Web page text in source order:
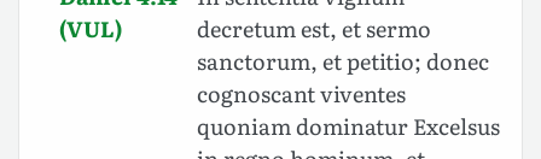
(VUL)
decretum est, et sermo
sanctorum, et petitio; donec
cognoscant viventes
quoniam dominatur Excelsus